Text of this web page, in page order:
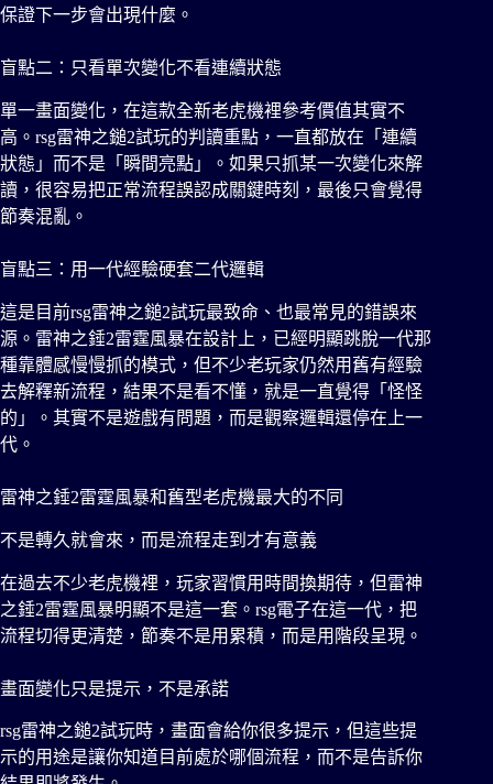
保證下一步會出現什麼。
盲點二：只看單次變化不看連續狀態
單一畫面變化，在這款全新老虎機裡參考價值其實不
高。rsg雷神之鎚2試玩的判讀重點，一直都放在「連續
狀態」而不是「瞬間亮點」。如果只抓某一次變化來解
讀，很容易把正常流程誤認成關鍵時刻，最後只會覺得
節奏混亂。
盲點三：用一代經驗硬套二代邏輯
這是目前rsg雷神之鎚2試玩最致命、也最常見的錯誤來
源。雷神之錘2雷霆風暴在設計上，已經明顯跳脫一代那
種靠體感慢慢抓的模式，但不少老玩家仍然用舊有經驗
去解釋新流程，結果不是看不懂，就是一直覺得「怪怪
的」。其實不是遊戲有問題，而是觀察邏輯還停在上一
代。
雷神之錘2雷霆風暴和舊型老虎機最大的不同
不是轉久就會來，而是流程走到才有意義
在過去不少老虎機裡，玩家習慣用時間換期待，但雷神
之錘2雷霆風暴明顯不是這一套。rsg電子在這一代，把
流程切得更清楚，節奏不是用累積，而是用階段呈現。
畫面變化只是提示，不是承諾
rsg雷神之鎚2試玩時，畫面會給你很多提示，但這些提
示的用途是讓你知道目前處於哪個流程，而不是告訴你